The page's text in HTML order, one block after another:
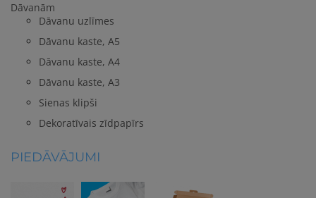
Dāvanām
Dāvanu uzlīmes
Dāvanu kaste, A5
Dāvanu kaste, A4
Dāvanu kaste, A3
Sienas klipši
Dekoratīvais zīdpapīrs
PIEDĀVĀJUMI